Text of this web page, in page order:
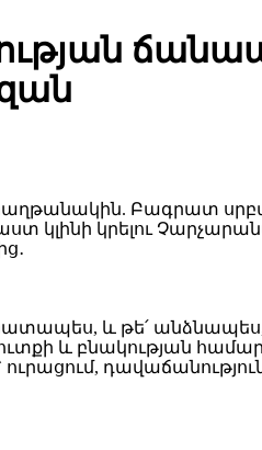
կլինի կրելու
և թե՛
և բնակության